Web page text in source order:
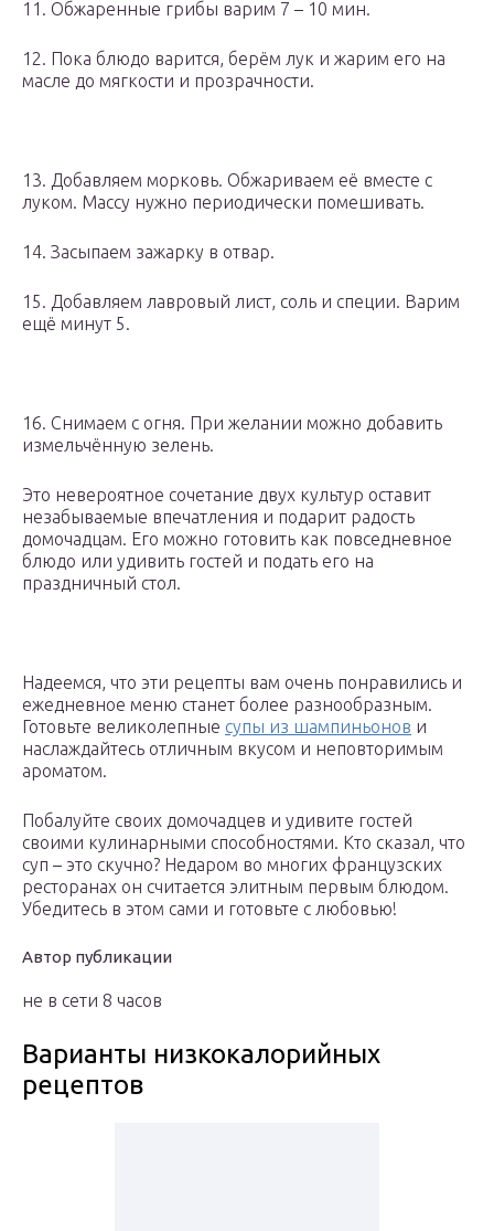
11. Обжаренные грибы варим 7 – 10 мин.
12. Пока блюдо варится, берём лук и жарим его на
масле до мягкости и прозрачности.
13. Добавляем морковь. Обжариваем её вместе с
луком. Массу нужно периодически помешивать.
14. Засыпаем зажарку в отвар.
15. Добавляем лавровый лист, соль и специи. Варим
ещё минут 5.
16. Снимаем с огня. При желании можно добавить
измельчённую зелень.
Это невероятное сочетание двух культур оставит
незабываемые впечатления и подарит радость
домочадцам. Его можно готовить как повседневное
блюдо или удивить гостей и подать его на
праздничный стол.
Надеемся, что эти рецепты вам очень понравились и
ежедневное меню станет более разнообразным.
Готовьте великолепные супы из шампиньонов и
наслаждайтесь отличным вкусом и неповторимым
ароматом.
Побалуйте своих домочадцев и удивите гостей
своими кулинарными способностями. Кто сказал, что
суп – это скучно? Недаром во многих французских
ресторанах он считается элитным первым блюдом.
Убедитесь в этом сами и готовьте с любовью!
Автор публикации
не в сети 8 часов
Варианты низкокалорийных
рецептов